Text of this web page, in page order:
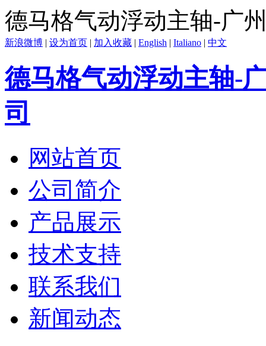
德马格气动浮动主轴-广
新浪微博 | 设为首页 | 加入收藏 | English | Italiano | 中文
德马格气动浮动主轴-
司
网站首页
公司简介
产品展示
技术支持
联系我们
新闻动态